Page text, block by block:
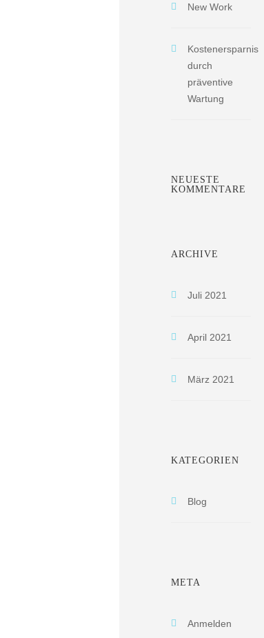
New Work
Kostenersparnis
durch
präventive
Wartung
NEUESTE
KOMMENTARE
ARCHIVE
Juli 2021
April 2021
März 2021
KATEGORIEN
Blog
META
Anmelden